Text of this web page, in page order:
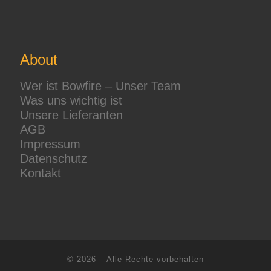
About
Wer ist Bowfire – Unser Team
Was uns wichtig ist
Unsere Lieferanten
AGB
Impressum
Datenschutz
Kontakt
© 2026 – Alle Rechte vorbehalten